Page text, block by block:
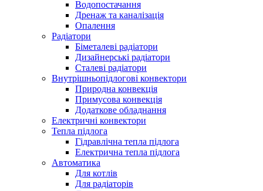
Водопостачання
Дренаж та каналізація
Опалення
Радіатори
Біметалеві радіатори
Дизайнерські радіатори
Сталеві радіатори
Внутрішньопідлогові конвектори
Природна конвекція
Примусова конвекція
Додаткове обладнання
Електричні конвектори
Тепла підлога
Гідравлічна тепла підлога
Електрична тепла підлога
Автоматика
Для котлів
Для радіаторів